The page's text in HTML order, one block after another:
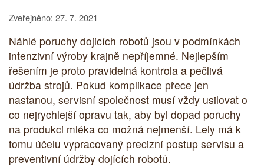
Zveřejněno: 27. 7. 2021
Náhlé poruchy dojicích robotů jsou v podmínkách
intenzivní výroby krajně nepříjemné. Nejlepším
řešením je proto pravidelná kontrola a pečlivá
údržba strojů. Pokud komplikace přece jen
nastanou, servisní společnost musí vždy usilovat o
co nejrychlejší opravu tak, aby byl dopad poruchy
na produkci mléka co možná nejmenší. Lely má k
tomu účelu vypracovaný precizní postup servisu a
preventivní údržby dojících robotů.